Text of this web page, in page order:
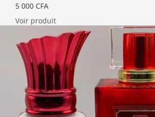
5 000 CFA
Voir produit